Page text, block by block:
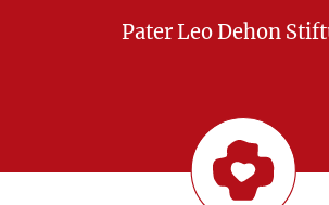
Pater Leo Dehon